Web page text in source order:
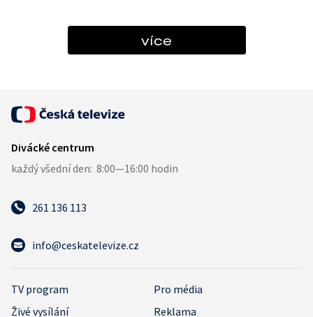
více
261 136 113
info@ceskatelevize.cz
TV program
Pro média
Živé vysílání
Reklama